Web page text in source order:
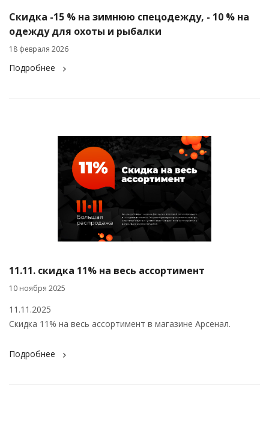
Скидка -15 % на зимнюю спецодежду, - 10 % на
одежду для охоты и рыбалки
18 февраля 2026
Подробнее
11.11. скидка 11% на весь ассортимент
10 ноября 2025
11.11.2025
Скидка 11% на весь ассортимент в магазине Арсенал.
Подробнее